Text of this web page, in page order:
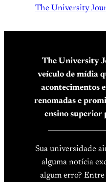
The University
The University
veículo de mídia
acontecimentos
renomadas e
ensino superior
Sua universidade
alguma notícia
algum erro?